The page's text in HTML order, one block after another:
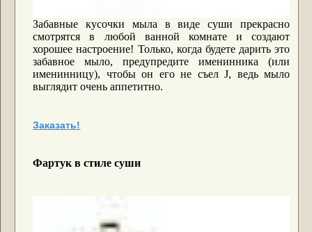
Забавные кусочки мыла в виде суши прекрасно
смотрятся в любой ванной комнате и создают
хорошее настроение! Только, когда будете дарить это
забавное мыло, предупредите именинника (или
именинницу), чтобы он его не съелJ, ведь мыло
выглядит очень аппетитно.
Заказать!
Фартук в стиле суши